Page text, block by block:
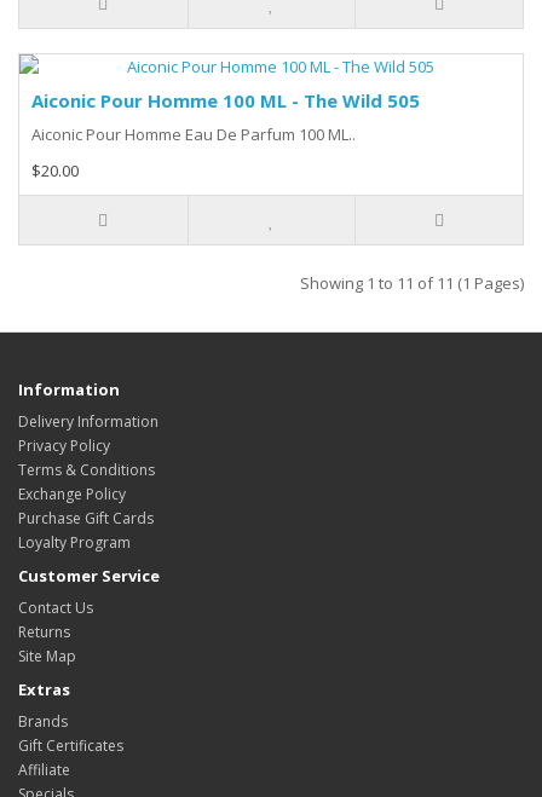
Aiconic Pour Homme 100 ML - The Wild 505
Aiconic Pour Homme Eau De Parfum 100 ML..
$20.00
Showing 1 to 11 of 11 (1 Pages)
Information
Delivery Information
Privacy Policy
Terms & Conditions
Exchange Policy
Purchase Gift Cards
Loyalty Program
Customer Service
Contact Us
Returns
Site Map
Extras
Brands
Gift Certificates
Affiliate